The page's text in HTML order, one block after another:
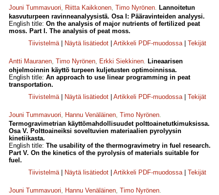
Jouni Tummavuori, Riitta Kaikkonen, Timo Nyrönen. Lannoitetun
kasvuturpeen ravinneanalyysistä. Osa I: Pääravinteiden analyysi.
English title: On the analysis of major nutrients of fertilized peat
moss. Part I. The analysis of peat moss.
Tiivistelmä| Näytä lisätiedot Artikkeli PDF-muodossa| Tekijät
Antti Mauranen, Timo Nyrönen, Erkki Siekkinen. Lineaarisen
ohjelmoinnin käyttö turpeen kuljetusten optimoinnissa.
English title: An approach to use linear programming in peat
transportation.
Tiivistelmä| Näytä lisätiedot Artikkeli PDF-muodossa| Tekijät
Jouni Tummavuori, Hannu Venäläinen, Timo Nyrönen.
Termogravimetrian käyttömahdollisuudet polttoainetutkimuksissa.
Osa V. Polttoaineiksi soveltuvien materiaalien pyrolyysin
kinetiikasta.
English title: The usability of the thermogravimetry in fuel research.
Part V. On the kinetics of the pyrolysis of materials suitable for
fuel.
Tiivistelmä| Näytä lisätiedot Artikkeli PDF-muodossa| Tekijät
Jouni Tummavuori, Hannu Venäläinen, Timo Nyrönen.